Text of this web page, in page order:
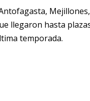
llegaron hasta
temporada.